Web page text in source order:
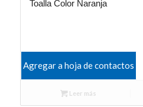
Toalla Color Naranja
Agregar a hoja de contactos
Leer más